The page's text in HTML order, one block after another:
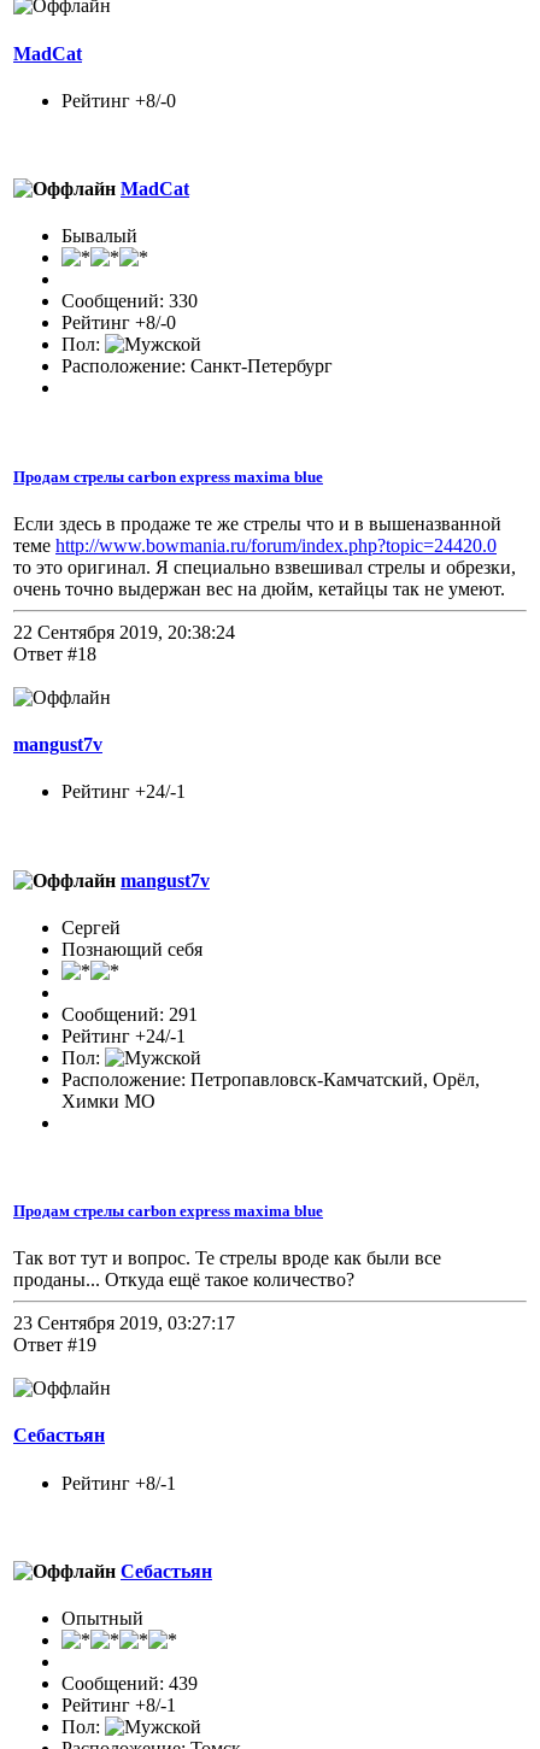
MadCat
Рейтинг +8/-0
MadCat
Бывалый
Сообщений: 330
Рейтинг +8/-0
Пол:
Расположение: Санкт-Петербург
Продам стрелы carbon express maxima blue
Если здесь в продаже те же стрелы что и в вышеназванной
теме http://www.bowmania.ru/forum/index.php?topic=24420.0
то это оригинал. Я специально взвешивал стрелы и обрезки,
очень точно выдержан вес на дюйм, кетайцы так не умеют.
22 Сентября 2019, 20:38:24
Ответ #18
mangust7v
Рейтинг +24/-1
mangust7v
Сергей
Познающий себя
Сообщений: 291
Рейтинг +24/-1
Пол:
Расположение: Петропавловск-Камчатский, Орёл,
Химки МО
Продам стрелы carbon express maxima blue
Так вот тут и вопрос. Те стрелы вроде как были все
проданы... Откуда ещё такое количество?
23 Сентября 2019, 03:27:17
Ответ #19
Себастьян
Рейтинг +8/-1
Себастьян
Опытный
Сообщений: 439
Рейтинг +8/-1
Пол: